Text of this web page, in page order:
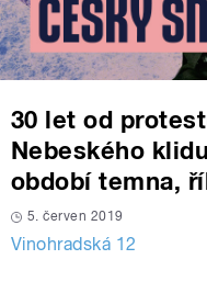
30 let od
Nebeského
období temna,
5. červen 2019
Vinohradská 12